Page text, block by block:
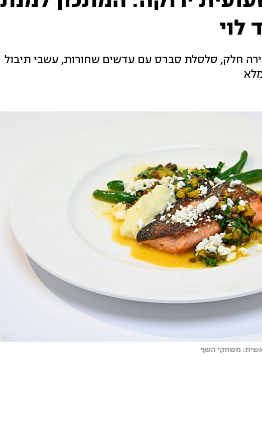
לוי
חלק, סלסלת סברס עם עדשים שחורות, עשבי תיבול
ראשית: משחקי השף